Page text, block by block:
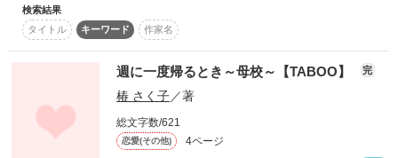
超短編！フェチから始まる溺愛コンテスト
スターツ出版小説投稿サイト合同企画「1話からの長編大
賞」ベリーズカフェ会場
その他の条件 動画あり
それは尊く　穢れない
澄んだ心の内にある
星のように光ってる
そしてとっても温かい
潤んで滲んで切なくて
星の雫が流れるよ
「彼氏がいるのに母校に行って…」
作品を読む
検索結果
タイトル
キーワード 作家名
週に一度帰るとき～母校～【TABOO】 完
椿 さく子／著
総文字数/621
恋愛(その他) 4ページ